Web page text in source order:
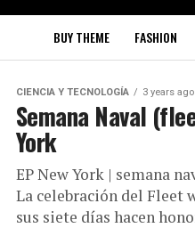
BUY THEME FASHION
CIENCIA Y TECNOLOGÍA 3 years ago
Semana Naval
York
EP New York | semana
La celebración del Fleet
sus siete días hacen